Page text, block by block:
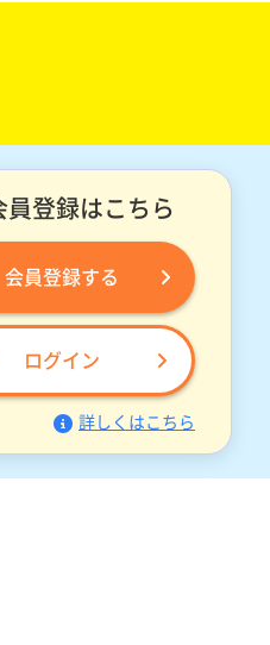
員登録はこちら
会員登録する
ログイン
詳しくはこちら